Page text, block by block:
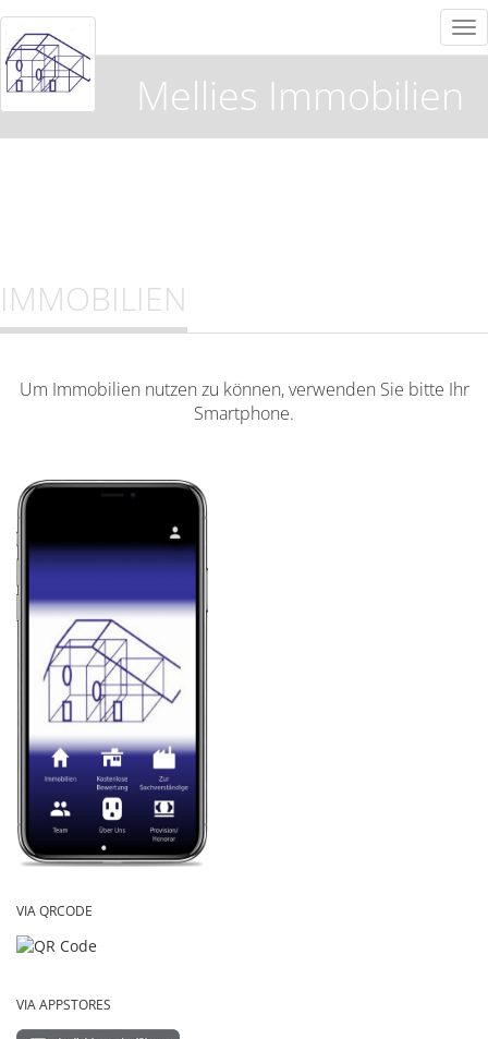
Mellies Immobilien
IMMOBILIEN
Um Immobilien nutzen zu können, verwenden Sie bitte Ihr
Smartphone.
VIA QRCODE
VIA APPSTORES